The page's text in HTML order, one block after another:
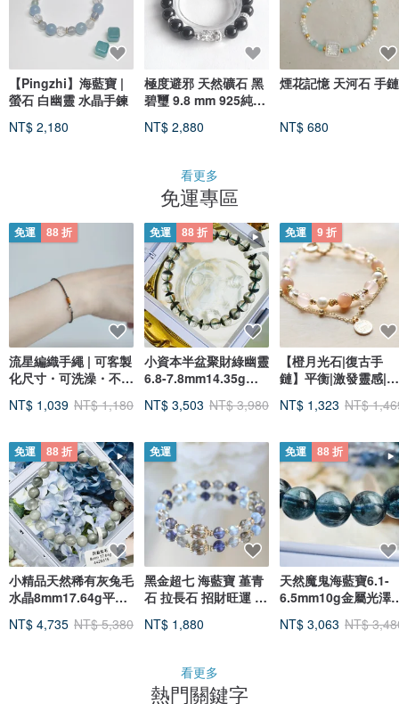
【Pingzhi】海藍寶 |
螢石 白幽靈 水晶手鍊
NT$ 2,180
極度避邪 天然礦石 黑
碧璽 9.8 mm 925純銀
NT$ 2,880
煙花記憶 天河石 手鏈
NT$ 680
看更多
免運專區
免運 88 折
流星編織手繩 | 可客製
化尺寸・可洗澡・不掉
NT$ 1,039 NT$ 1,180
免運 88 折
小精品天然稀有灰兔毛
水晶8mm17.64g平衡
NT$ 4,735 NT$ 5,380
免運 88 折
小資本半盆聚財綠幽靈
6.8-7.8mm14.35g正
NT$ 3,503 NT$ 3,980
免運
黑金超七 海藍寶 堇青
石 拉長石 招財旺運 水
NT$ 1,880
免運 9 折
【橙月光石|復古手
鏈】平衡|激發靈感|愛
NT$ 1,323 NT$
免運 88 折
天然魔鬼海藍寶6.1-
6.5mm10g金屬光澤
慮
NT$ 3,063 NT$
看更多
熱門關鍵字